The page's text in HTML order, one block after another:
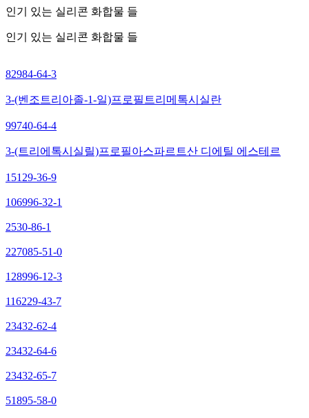
인기 있는 실리콘 화합물 들
인기 있는 실리콘 화합물 들
82984-64-3
3-(벤조트리아졸-1-일)프로필트리메톡시실란
99740-64-4
3-(트리에톡시실릴)프로필아스파르트산 디에틸 에스테르
15129-36-9
106996-32-1
2530-86-1
227085-51-0
128996-12-3
116229-43-7
23432-62-4
23432-64-6
23432-65-7
51895-58-0